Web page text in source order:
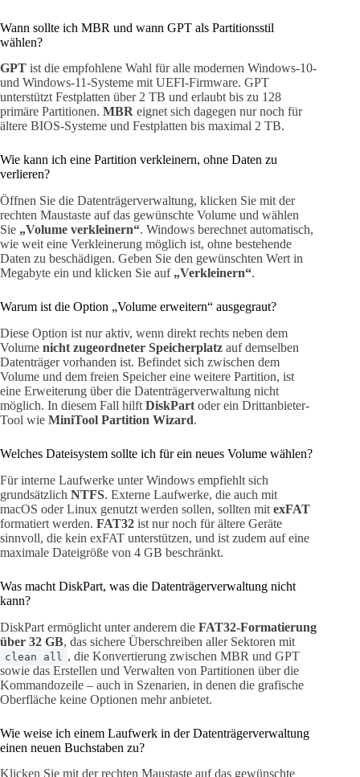
Wann sollte ich MBR und wann GPT als Partitionsstil
wählen?
GPT ist die empfohlene Wahl für alle modernen Windows-10-
und Windows-11-Systeme mit UEFI-Firmware. GPT
unterstützt Festplatten über 2 TB und erlaubt bis zu 128
primäre Partitionen. MBR eignet sich dagegen nur noch für
ältere BIOS-Systeme und Festplatten bis maximal 2 TB.
Wie kann ich eine Partition verkleinern, ohne Daten zu
verlieren?
Öffnen Sie die Datenträgerverwaltung, klicken Sie mit der
rechten Maustaste auf das gewünschte Volume und wählen
Sie „Volume verkleinern“. Windows berechnet automatisch,
wie weit eine Verkleinerung möglich ist, ohne bestehende
Daten zu beschädigen. Geben Sie den gewünschten Wert in
Megabyte ein und klicken Sie auf „Verkleinern“.
Warum ist die Option „Volume erweitern“ ausgegraut?
Diese Option ist nur aktiv, wenn direkt rechts neben dem
Volume nicht zugeordneter Speicherplatz auf demselben
Datenträger vorhanden ist. Befindet sich zwischen dem
Volume und dem freien Speicher eine weitere Partition, ist
eine Erweiterung über die Datenträgerverwaltung nicht
möglich. In diesem Fall hilft DiskPart oder ein Drittanbieter-
Tool wie MiniTool Partition Wizard.
Welches Dateisystem sollte ich für ein neues Volume wählen?
Für interne Laufwerke unter Windows empfiehlt sich
grundsätzlich NTFS. Externe Laufwerke, die auch mit
macOS oder Linux genutzt werden sollen, sollten mit exFAT
formatiert werden. FAT32 ist nur noch für ältere Geräte
sinnvoll, die kein exFAT unterstützen, und ist zudem auf eine
maximale Dateigröße von 4 GB beschränkt.
Was macht DiskPart, was die Datenträgerverwaltung nicht
kann?
DiskPart ermöglicht unter anderem die FAT32-Formatierung
über 32 GB, das sichere Überschreiben aller Sektoren mit
clean all
, die Konvertierung zwischen MBR und GPT
sowie das Erstellen und Verwalten von Partitionen über die
Kommandozeile – auch in Szenarien, in denen die grafische
Oberfläche keine Optionen mehr anbietet.
Wie weise ich einem Laufwerk in der Datenträgerverwaltung
einen neuen Buchstaben zu?
Klicken Sie mit der rechten Maustaste auf das gewünschte